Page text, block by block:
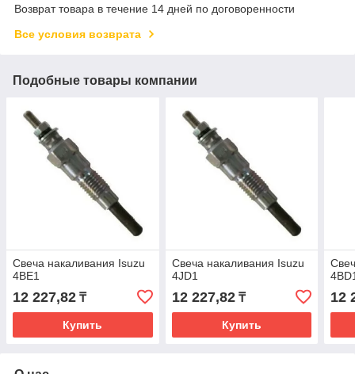
Возврат товара в течение 14 дней по договоренности
Все условия возврата
Подобные товары компании
Свеча накаливания Isuzu
4BE1
12 227,82 ₸
Купить
Свеча накаливания Isuzu
4JD1
12 227,82₸
Купить
12